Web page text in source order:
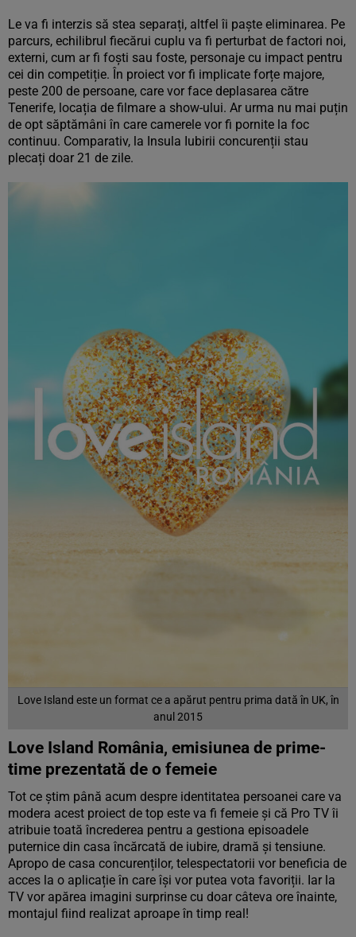
Le va fi interzis să stea separați, altfel îi paște eliminarea. Pe
parcurs, echilibrul fiecărui cuplu va fi perturbat de factori noi,
externi, cum ar fi foști sau foste, personaje cu impact pentru
cei din competiție. În proiect vor fi implicate forțe majore,
peste 200 de persoane, care vor face deplasarea către
Tenerife, locația de filmare a show-ului. Ar urma nu mai puțin
de opt săptămâni în care camerele vor fi pornite la foc
continuu. Comparativ, la Insula Iubirii concurenții stau
plecați doar 21 de zile.
Love Island este un format ce a apărut pentru prima dată în UK, în
anul 2015
Love Island România, emisiunea de prime-
time prezentată de o femeie
Tot ce știm până acum despre identitatea persoanei care va
modera acest proiect de top este va fi femeie și că Pro TV îi
atribuie toată încrederea pentru a gestiona episoadele
puternice din casa încărcată de iubire, dramă și tensiune.
Apropo de casa concurenților, telespectatorii vor beneficia de
acces la o aplicație în care își vor putea vota favoriții. Iar la
TV vor apărea imagini surprinse cu doar câteva ore înainte,
montajul fiind realizat aproape în timp real!